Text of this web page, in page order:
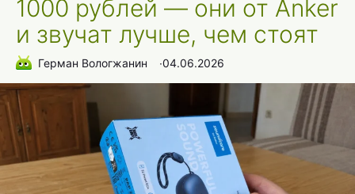
1000 рублей — они от Anker
и звучат лучше, чем стоят
Герман Вологжанин ∙04.06.2026